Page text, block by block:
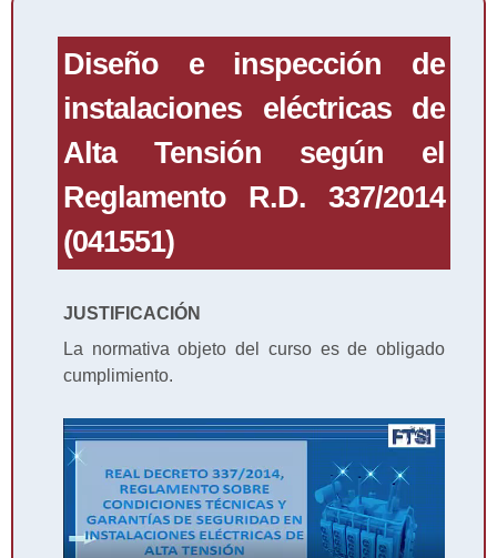
Diseño e inspección de
instalaciones eléctricas de
Alta Tensión según el
Reglamento R.D. 337/2014
(041551)
JUSTIFICACIÓN
La normativa objeto del curso es de obligado
cumplimiento.